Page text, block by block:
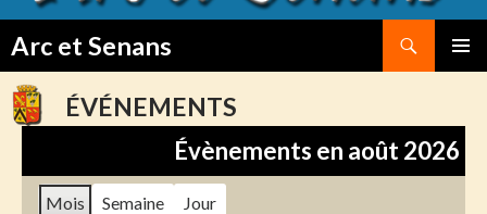
Arc et Senans
TO
CONTENTÉVÉNEMENTS
Évènements en août 2026
Mois Semaine Jour